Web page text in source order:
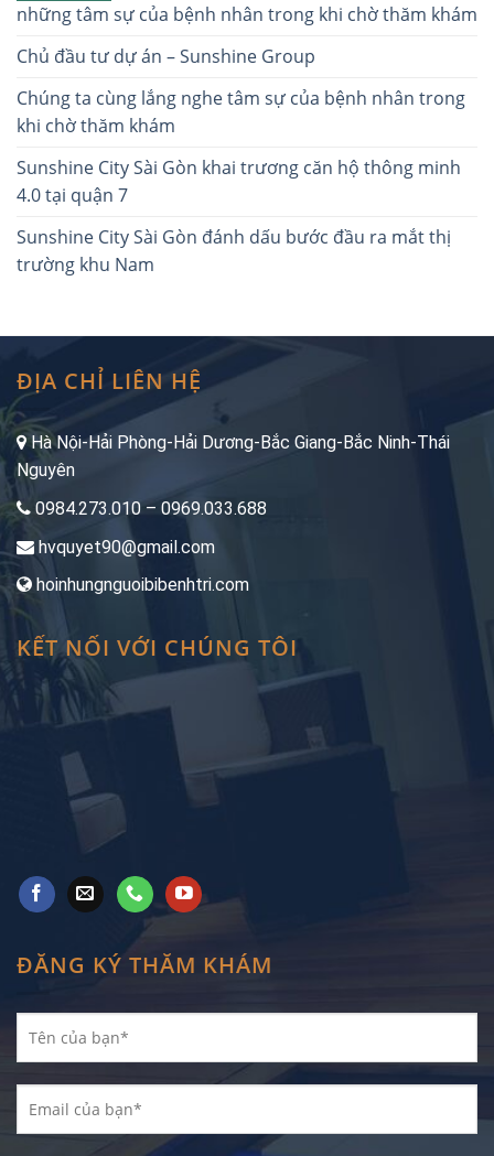
những tâm sự của bệnh nhân trong khi chờ thăm khám
Chủ đầu tư dự án – Sunshine Group
Chúng ta cùng lắng nghe tâm sự của bệnh nhân trong
khi chờ thăm khám
Sunshine City Sài Gòn khai trương căn hộ thông minh
4.0 tại quận 7
Sunshine City Sài Gòn đánh dấu bước đầu ra mắt thị
trường khu Nam
ĐỊA CHỈ LIÊN HỆ
Hà Nội-Hải Phòng-Hải Dương-Bắc Giang-Bắc Ninh-Thái
Nguyên
0984.273.010 – 0969.033.688
hvquyet90@gmail.com
hoinhungnguoibibenhtri.com
KẾT NỐI VỚI CHÚNG TÔI
ĐĂNG KÝ THĂM KHÁM